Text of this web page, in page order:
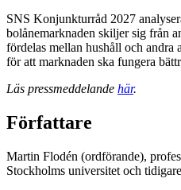
SNS Konjunkturråd 2027
bolånemarknaden skiljer sig från
fördelas mellan hushåll och andra
för att marknaden ska fungera
Läs pressmeddelande här.
Författare
Martin Flodén (ordförande),
Stockholms universitet och